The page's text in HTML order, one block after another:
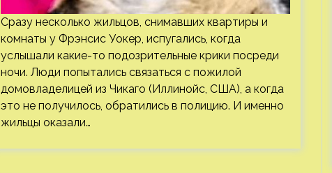
Сразу несколько жильцов, снимавших квартиры и
комнаты у Фрэнсис Уокер, испугались, когда
услышали какие-то подозрительные крики посреди
ночи. Люди попытались связаться с пожилой
домовладелицей из Чикаго (Иллинойс, США), а когда
это не получилось, обратились в полицию. И именно
жильцы оказали…